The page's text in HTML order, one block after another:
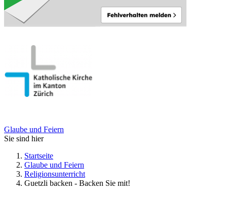
Glaube und Feiern
Sie sind hier
Startseite
Glaube und Feiern
Religionsunterricht
Guetzli backen - Backen Sie mit!